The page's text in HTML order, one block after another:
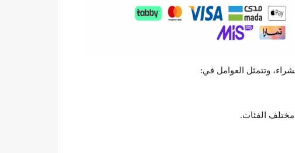
وتتمثل العوامل في:
مختلف الفئات.